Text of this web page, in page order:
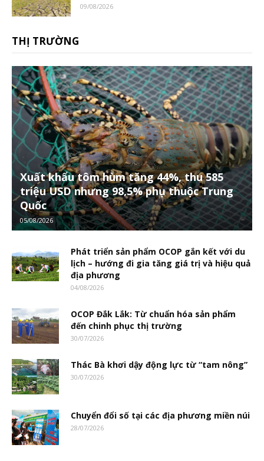
09/08/2026
THỊ TRƯỜNG
Xuất khẩu tôm hùm tăng 44%, thu 585
triệu USD nhưng 98,5% phụ thuộc Trung
Quốc
05/08/2026
Phát triển sản phẩm OCOP gắn kết với du
lịch – hướng đi gia tăng giá trị và hiệu quả
địa phương
04/08/2026
OCOP Đắk Lắk: Từ chuẩn hóa sản phẩm
đến chinh phục thị trường
30/07/2026
Thác Bà khơi dậy động lực từ “tam nông”
30/07/2026
Chuyển đổi số tại các địa phương miền núi
28/07/2026